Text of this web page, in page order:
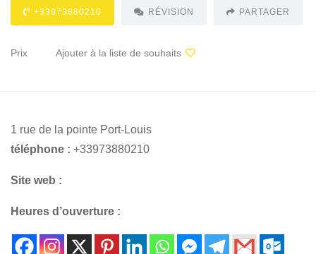
+33973880210 RÉVISION PARTAGER
Prix Ajouter à la liste de souhaits
1 rue de la pointe Port-Louis
téléphone : +33973880210
Site web :
Heures d’ouverture :